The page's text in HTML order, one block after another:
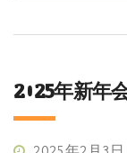
2025年新年